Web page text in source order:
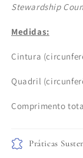
Stewardship
Medidas:
Cintura
Quadril
Comprimento
Práticas